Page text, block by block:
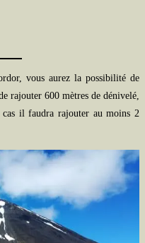
vous aurez la possibilité de
rajouter 600 mètres de dénivelé,
cas il faudra rajouter au moins 2